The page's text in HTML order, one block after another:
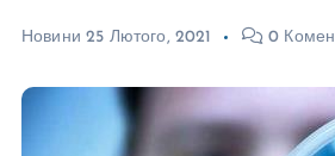
Новини 25 Лютого, 2021 0